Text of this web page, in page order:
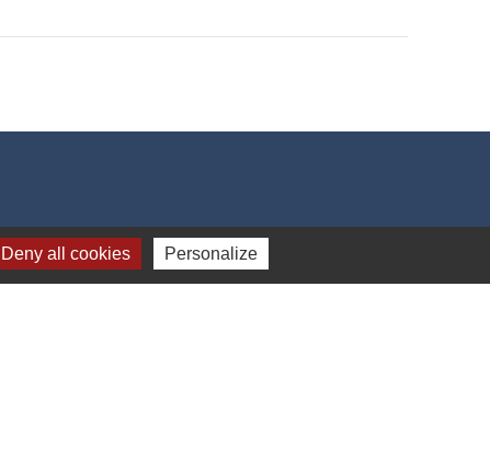
Deny all cookies Personalize